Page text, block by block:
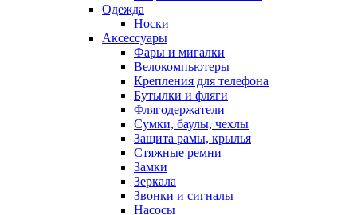
Одежда
Носки
Аксессуары
Фары и мигалки
Велокомпьютеры
Крепления для телефона
Бутылки и фляги
Флягодержатели
Сумки, баулы, чехлы
Защита рамы, крылья
Стяжные ремни
Замки
Зеркала
Звонки и сигналы
Насосы